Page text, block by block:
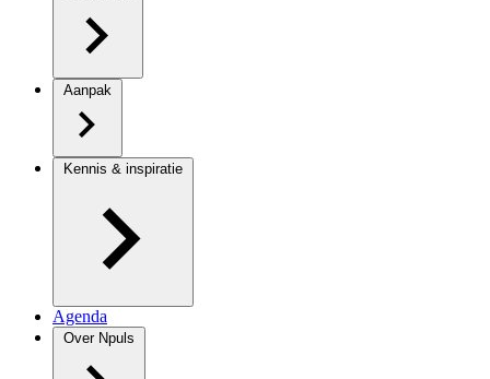
Aanpak
Kennis & inspiratie
Agenda
Over Npuls